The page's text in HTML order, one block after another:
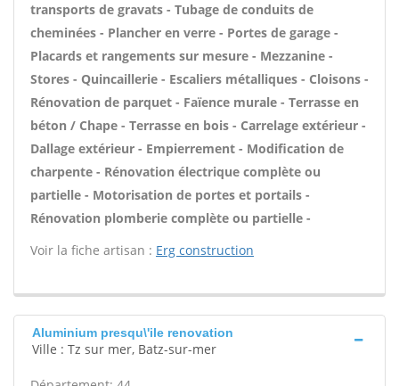
transports de gravats - Tubage de conduits de
cheminées - Plancher en verre - Portes de garage -
Placards et rangements sur mesure - Mezzanine -
Stores - Quincaillerie - Escaliers métalliques - Cloisons -
Rénovation de parquet - Faïence murale - Terrasse en
béton / Chape - Terrasse en bois - Carrelage extérieur -
Dallage extérieur - Empierrement - Modification de
charpente - Rénovation électrique complète ou
partielle - Motorisation de portes et portails -
Rénovation plomberie complète ou partielle -
Voir la fiche artisan : Erg construction
Aluminium presqu\'ile renovation
Ville : Tz sur mer, Batz-sur-mer